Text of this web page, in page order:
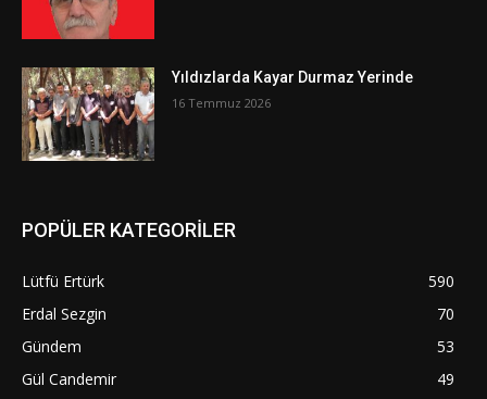
Yıldızlarda Kayar Durmaz Yerinde
16 Temmuz 2026
POPÜLER KATEGORİLER
Lütfü Ertürk
590
Erdal Sezgin
70
Gündem
53
Gül Candemir
49